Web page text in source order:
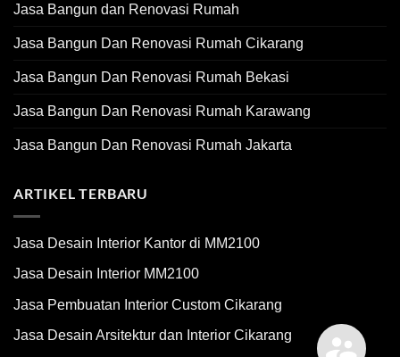
Jasa Bangun dan Renovasi Rumah
Jasa Bangun Dan Renovasi Rumah Cikarang
Jasa Bangun Dan Renovasi Rumah Bekasi
Jasa Bangun Dan Renovasi Rumah Karawang
Jasa Bangun Dan Renovasi Rumah Jakarta
ARTIKEL TERBARU
Jasa Desain Interior Kantor di MM2100
Jasa Desain Interior MM2100
Jasa Pembuatan Interior Custom Cikarang
Jasa Desain Arsitektur dan Interior Cikarang